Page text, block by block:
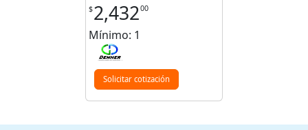
$2,43200
Mínimo: 1
Solicitar cotización